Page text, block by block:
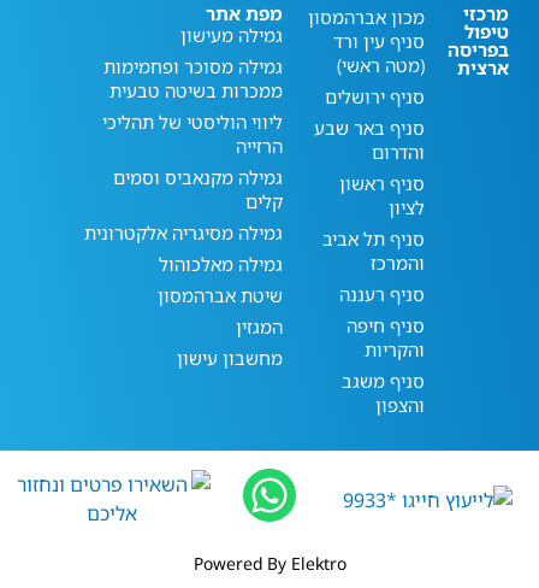
מרכזי
טיפול
בפריסה
ארצית
מכון אברהמסון
סניף עין ורד
(מטה ראשי)
סניף ירושלים
סניף באר שבע
והדרום
סניף ראשון
לציון
סניף תל אביב
והמרכז
סניף רעננה
סניף חיפה
והקריות
סניף משגב
והצפון
מפת אתר
גמילה מעישון
גמילה מסוכר ופחמימות
ממכרות בשיטה טבעית
ליווי הוליסטי של תהליכי
הרזייה
גמילה מקנאביס וסמים
קלים
גמילה מסיגריה אלקטרונית
גמילה מאלכוהול
שיטת אברהמסון
המגזין
מחשבון עישון
Powered By Elektro